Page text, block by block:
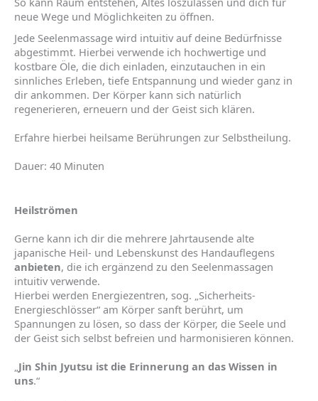
neue Wege und Möglichkeiten zu öffnen.
Jede Seelenmassage wird intuitiv auf deine Bedürfnisse
abgestimmt. Hierbei verwende ich hochwertige und
kostbare Öle, die dich einladen, einzutauchen in ein
sinnliches Erleben, tiefe Entspannung und wieder ganz in
dir ankommen. Der Körper kann sich natürlich
regenerieren, erneuern und der Geist sich klären.
Erfahre hierbei heilsame Berührungen zur Selbstheilung.
Dauer: 40 Minuten
Heilströmen
Gerne kann ich dir die mehrere Jahrtausende alte
japanische Heil- und Lebenskunst des Handauflegens
anbieten, die ich ergänzend zu den Seelenmassagen
intuitiv verwende.
Hierbei werden Energiezentren, sog. „Sicherheits-
Energieschlösser“ am Körper sanft berührt, um
Spannungen zu lösen, so dass der Körper, die Seele und
der Geist sich selbst befreien und harmonisieren können.
„Jin Shin Jyutsu ist die Erinnerung an das Wissen in
uns.“